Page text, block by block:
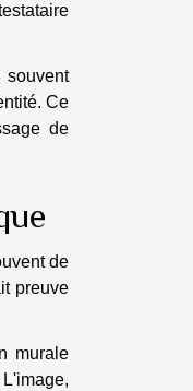
Ce
de
de
preuve
murale